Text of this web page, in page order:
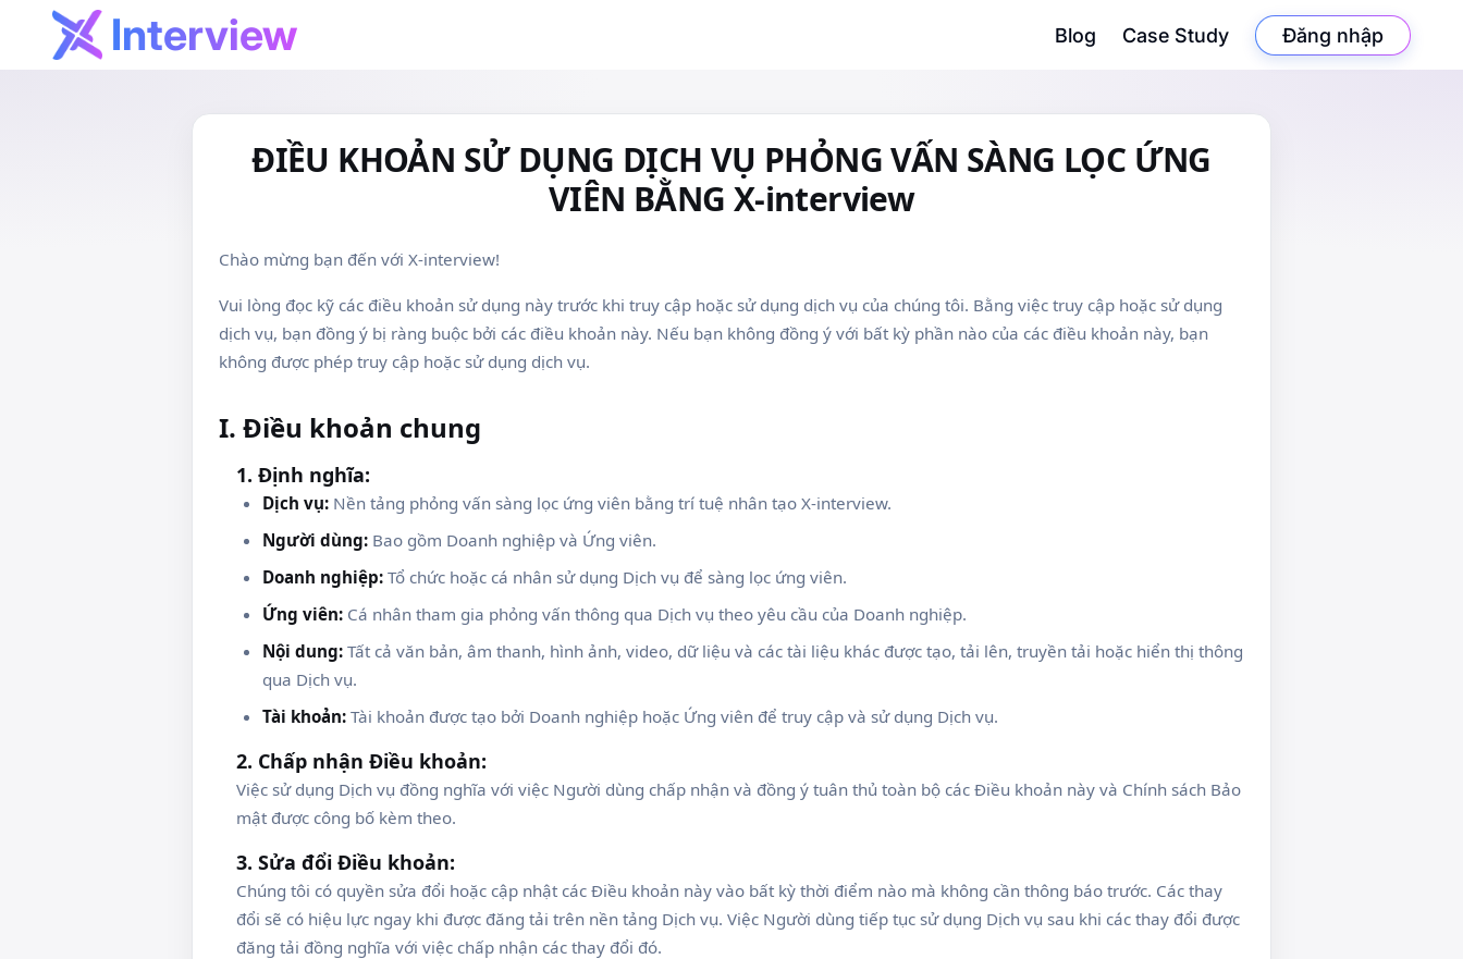
Interview Blog Case Study Đăng nhập
ĐIỀU KHOẢN SỬ DỤNG DỊCH VỤ PHỎNG VẤN SÀNG LỌC ỨNG
VIÊN BẰNG X-interview
Chào mừng bạn đến với X-interview!
Vui lòng đọc kỹ các điều khoản sử dụng này trước khi truy cập hoặc sử dụng dịch vụ của chúng tôi. Bằng việc truy cập hoặc sử dụng
dịch vụ, bạn đồng ý bị ràng buộc bởi các điều khoản này. Nếu bạn không đồng ý với bất kỳ phần nào của các điều khoản này, bạn
không được phép truy cập hoặc sử dụng dịch vụ.
I. Điều khoản chung
1. Định nghĩa:
Dịch vụ: Nền tảng phỏng vấn sàng lọc ứng viên bằng trí tuệ nhân tạo X-interview.
Người dùng: Bao gồm Doanh nghiệp và Ứng viên.
Doanh nghiệp: Tổ chức hoặc cá nhân sử dụng Dịch vụ để sàng lọc ứng viên.
Ứng viên: Cá nhân tham gia phỏng vấn thông qua Dịch vụ theo yêu cầu của Doanh nghiệp.
Nội dung: Tất cả văn bản, âm thanh, hình ảnh, video, dữ liệu và các tài liệu khác được tạo, tải lên, truyền tải hoặc hiển thị thông
qua Dịch vụ.
Tài khoản: Tài khoản được tạo bởi Doanh nghiệp hoặc Ứng viên để truy cập và sử dụng Dịch vụ.
2. Chấp nhận Điều khoản:
Việc sử dụng Dịch vụ đồng nghĩa với việc Người dùng chấp nhận và đồng ý tuân thủ toàn bộ các Điều khoản này và Chính sách Bảo
mật được công bố kèm theo.
3. Sửa đổi Điều khoản:
Chúng tôi có quyền sửa đổi hoặc cập nhật các Điều khoản này vào bất kỳ thời điểm nào mà không cần thông báo trước. Các thay
đổi sẽ có hiệu lực ngay khi được đăng tải trên nền tảng Dịch vụ. Việc Người dùng tiếp tục sử dụng Dịch vụ sau khi các thay đổi được
đăng tải đồng nghĩa với việc chấp nhận các thay đổi đó.